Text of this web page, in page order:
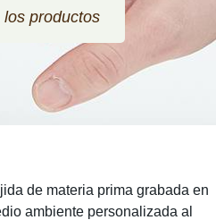
los productos
de materia prima grabada en
ambiente personalizada al